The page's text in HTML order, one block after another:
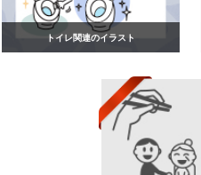
トイレ関連のイラスト